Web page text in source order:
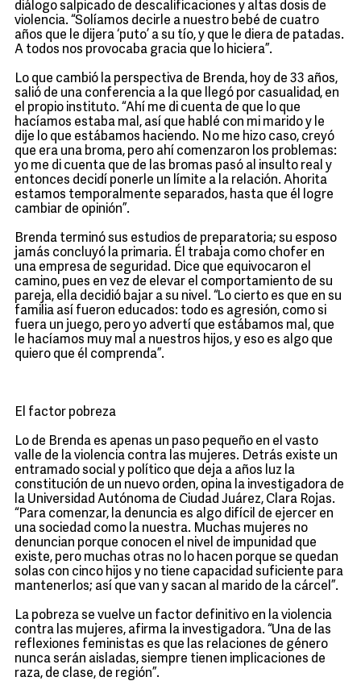
diálogo salpicado de descalificaciones y altas dosis de
violencia. “Solíamos decirle a nuestro bebé de cuatro
años que le dijera ‘puto’ a su tío, y que le diera de patadas.
A todos nos provocaba gracia que lo hiciera”.
Lo que cambió la perspectiva de Brenda, hoy de 33 años,
salió de una conferencia a la que llegó por casualidad, en
el propio instituto. “Ahí me di cuenta de que lo que
hacíamos estaba mal, así que hablé con mi marido y le
dije lo que estábamos haciendo. No me hizo caso, creyó
que era una broma, pero ahí comenzaron los problemas:
yo me di cuenta que de las bromas pasó al insulto real y
entonces decidí ponerle un límite a la relación. Ahorita
estamos temporalmente separados, hasta que él logre
cambiar de opinión”.
Brenda terminó sus estudios de preparatoria; su esposo
jamás concluyó la primaria. Él trabaja como chofer en
una empresa de seguridad. Dice que equivocaron el
camino, pues en vez de elevar el comportamiento de su
pareja, ella decidió bajar a su nivel. “Lo cierto es que en su
familia así fueron educados: todo es agresión, como si
fuera un juego, pero yo advertí que estábamos mal, que
le hacíamos muy mal a nuestros hijos, y eso es algo que
quiero que él comprenda”.
El factor pobreza
Lo de Brenda es apenas un paso pequeño en el vasto
valle de la violencia contra las mujeres. Detrás existe un
entramado social y político que deja a años luz la
constitución de un nuevo orden, opina la investigadora de
la Universidad Autónoma de Ciudad Juárez, Clara Rojas.
“Para comenzar, la denuncia es algo difícil de ejercer en
una sociedad como la nuestra. Muchas mujeres no
denuncian porque conocen el nivel de impunidad que
existe, pero muchas otras no lo hacen porque se quedan
solas con cinco hijos y no tiene capacidad suficiente para
mantenerlos; así que van y sacan al marido de la cárcel”.
La pobreza se vuelve un factor definitivo en la violencia
contra las mujeres, afirma la investigadora. “Una de las
reflexiones feministas es que las relaciones de género
nunca serán aisladas, siempre tienen implicaciones de
raza, de clase, de región”.